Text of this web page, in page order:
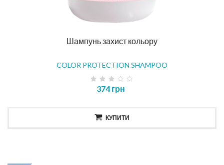
Шампунь захист кольору
COLOR PROTECTION SHAMPOO
374 грн
КУПИТИ